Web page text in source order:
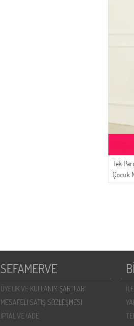
Tek
Çocuk
SEFAMERVE
ÜYELIK VE KULLANIM ŞARTLARI
MESAFELI SATIŞ SÖZLEŞMESI
İPTAL VE İADE